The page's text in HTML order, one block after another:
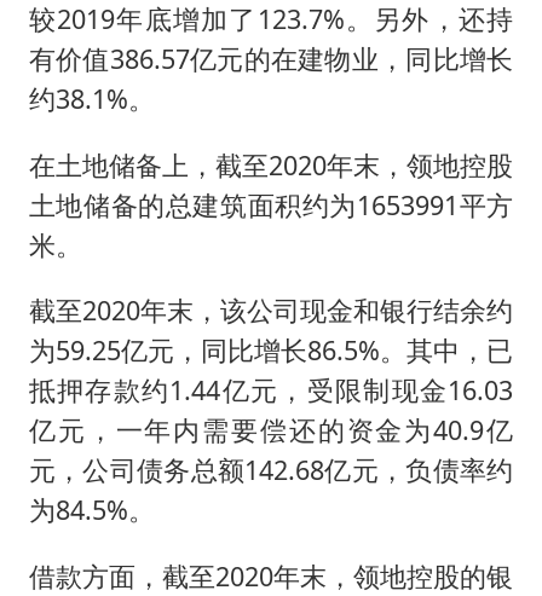
较2019年底增加了123.7%。另外，还持
有价值386.57亿元的在建物业，同比增长
约38.1%。
在土地储备上，截至2020年末，领地控股
土地储备的总建筑面积约为1653991平方
米。
截至2020年末，该公司现金和银行结余约
为59.25亿元，同比增长86.5%。其中，已
抵押存款约1.44亿元，受限制现金16.03
亿元，一年内需要偿还的资金为40.9亿
元，公司债务总额142.68亿元，负债率约
为84.5%。
借款方面，截至2020年末，领地控股的银